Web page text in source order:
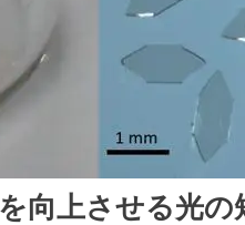
向上させる光